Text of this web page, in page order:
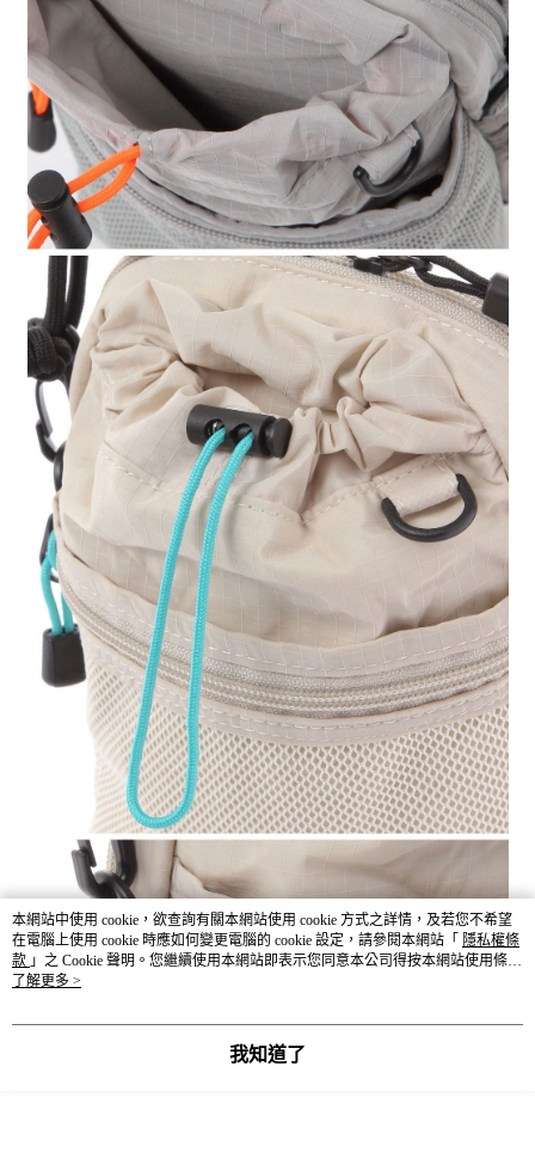
本網站中使用 cookie，欲查詢有關本網站使用 cookie 方式之詳情，及若您不希望
在電腦上使用 cookie 時應如何變更電腦的 cookie 設定，請參閱本網站「 隱私權條
款 」之 Cookie 聲明。您繼續使用本網站即表示您同意本公司得按本網站使用條款
之 Cookie 聲明使用 cookie。
了解更多 >
我知道了